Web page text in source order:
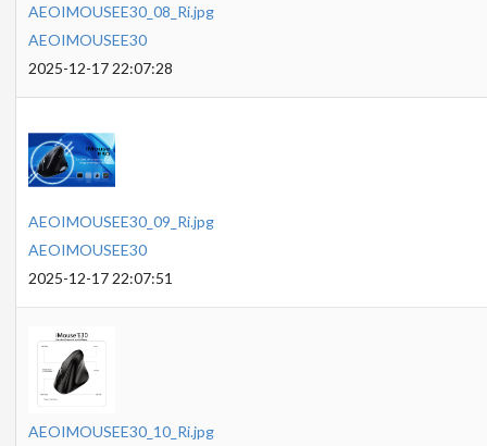
AEOIMOUSEE30_08_Ri.jpg
AEOIMOUSEE30
2025-12-17 22:07:28
AEOIMOUSEE30_09_Ri.jpg
AEOIMOUSEE30
2025-12-17 22:07:51
AEOIMOUSEE30_10_Ri.jpg